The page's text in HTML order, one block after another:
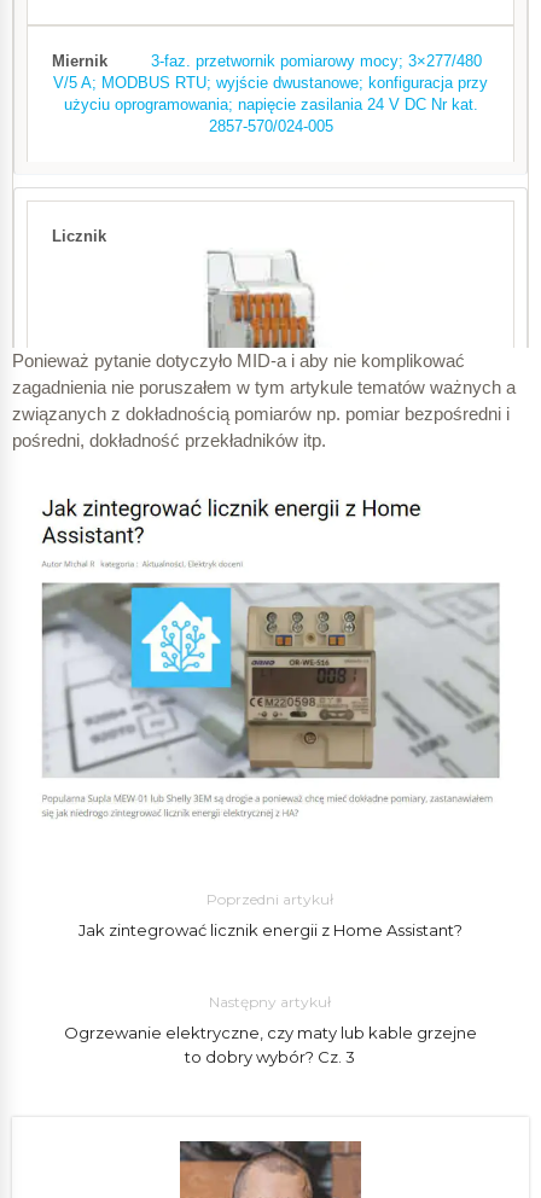
3-faz. przetwornik pomiarowy mocy; 3×277/480
V/5 A; MODBUS RTU; wyjście dwustanowe; konfiguracja przy
użyciu oprogramowania; napięcie zasilania 24 V DC Nr kat.
2857-570/024-005
Ponieważ pytanie dotyczyło MID-a i aby nie komplikować
zagadnienia nie poruszałem w tym artykule tematów ważnych a
związanych z dokładnością pomiarów np. pomiar bezpośredni i
pośredni, dokładność przekładników itp.
Poprzedni artykuł
Jak zintegrować licznik energii z Home Assistant?
Następny artykuł
Ogrzewanie elektryczne, czy maty lub kable grzejne
to dobry wybór? Cz. 3